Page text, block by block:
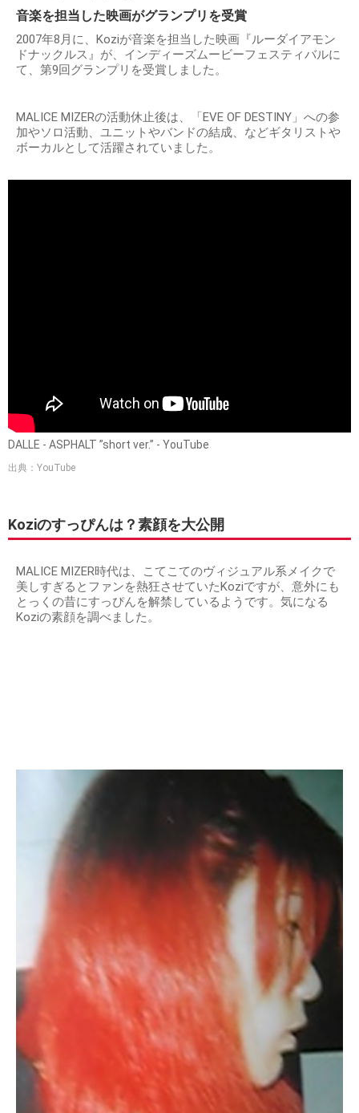
音楽を担当した映画がグランプリを受賞
2007年8月に、Koziが音楽を担当した映画『ルーダイアモン
ドナックルス』が、インディーズムービーフェスティバルに
て、第9回グランプリを受賞しました。
MALICE MIZERの活動休止後は、「EVE OF DESTINY」への参
加やソロ活動、ユニットやバンドの結成、などギタリストや
ボーカルとして活躍されていました。
DALLE - ASPHALT ”short ver.” - YouTube
出典：YouTube
Koziのすっぴんは？素顔を大公開
MALICE MIZER時代は、こてこてのヴィジュアル系メイクで
美しすぎるとファンを熱狂させていたKoziですが、意外にも
とっくの昔にすっぴんを解禁しているようです。気になる
Koziの素顔を調べました。